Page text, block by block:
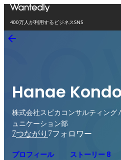
400万人が利用するビジネスSNS
Hanae Kondo
株式会社スピカコンサルティング
ュニケーション部
7つながり 7フォロワー
プロフィール ストーリー 8